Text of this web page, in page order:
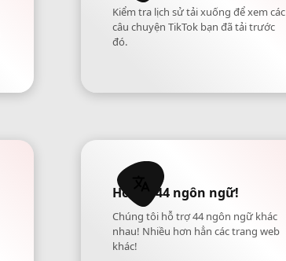
Kiểm tra lịch sử tải xuống để xem các
câu chuyện TikTok bạn đã tải trước
đó.
Hỗ trợ 44 ngôn ngữ!
Chúng tôi hỗ trợ 44 ngôn ngữ khác
nhau! Nhiều hơn hẳn các trang web
khác!